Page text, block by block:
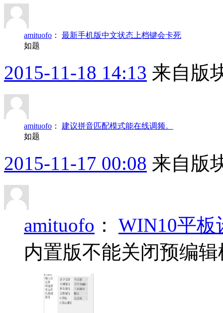
amituofo ： 最新手机版中文状态上档键会卡死
如题
2015-11-18 14:13 来自版
amituofo ： 建议拼音匹配模式能在线调频。
如题
2015-11-17 00:08 来自版
amituofo ： WIN10平板
内置版不能关闭预编